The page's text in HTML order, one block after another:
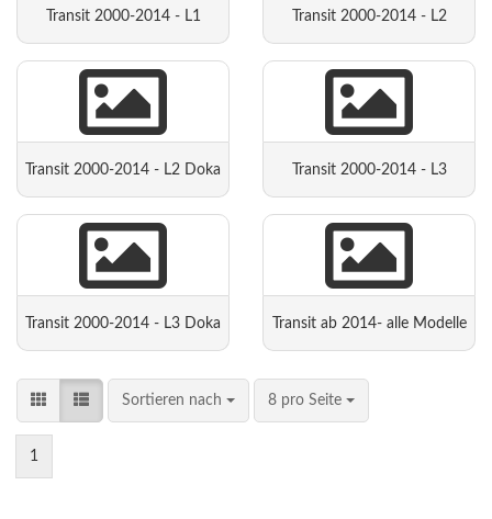
Transit 2000-2014 - L1 Transit 2000-2014 - L2
Transit 2000-2014 - L2 Doka Transit 2000-2014 - L3
Transit 2000-2014 - L3 Doka Transit ab 2014- alle Modelle
Sortieren nach 8 pro Seite
1